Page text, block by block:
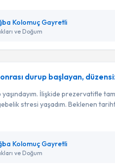
Kolomuç Gayretli
ve Doğum
durup başlayan,
İlişkide prezervatifle
stresi yaşadım. Beklenen
Kolomuç Gayretli
ve Doğum